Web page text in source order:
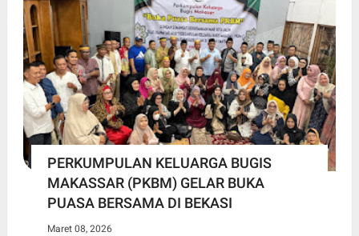
PERKUMPULAN KELUARGA BUGIS
MAKASSAR (PKBM) GELAR BUKA
PUASA BERSAMA DI BEKASI
Maret 08, 2026